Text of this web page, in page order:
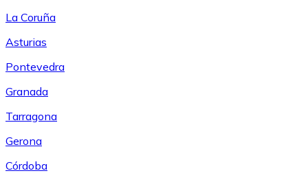
La Coruña
Asturias
Pontevedra
Granada
Tarragona
Gerona
Córdoba